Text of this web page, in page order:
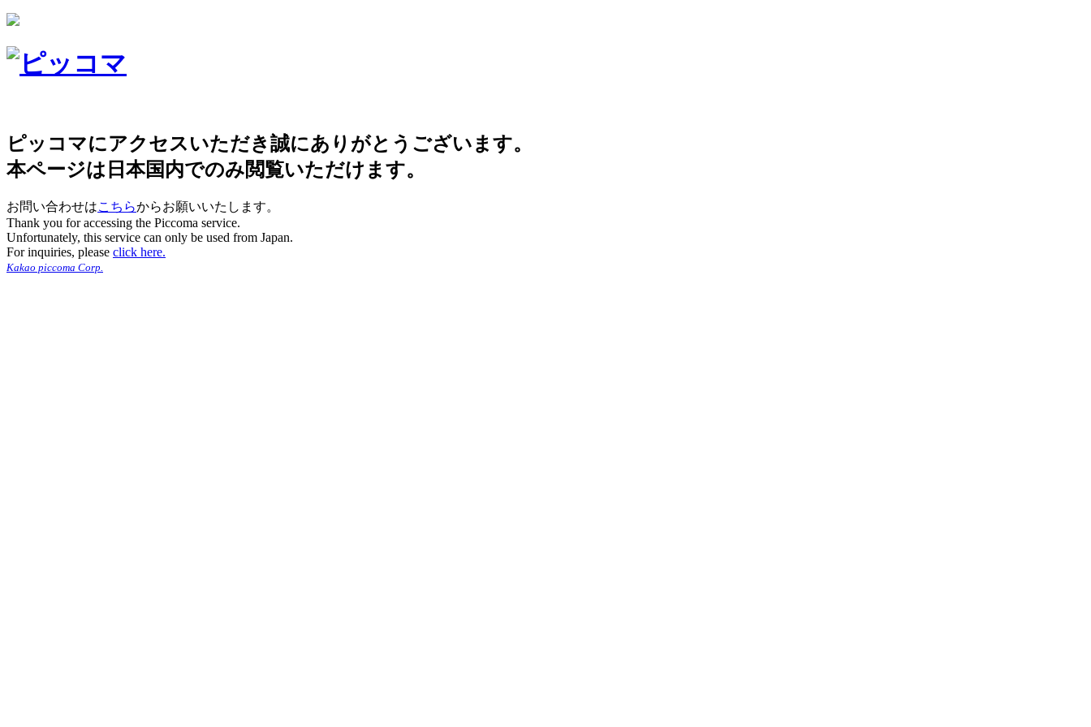
ピッコマにアクセスいただき誠にありがとうございます。
本ページは日本国内でのみ閲覧いただけます。
お問い合わせはこちらからお願いいたします。
Thank you for accessing the Piccoma service.
Unfortunately, this service can only be used from Japan.
For inquiries, please click here.
Kakao piccoma Corp.